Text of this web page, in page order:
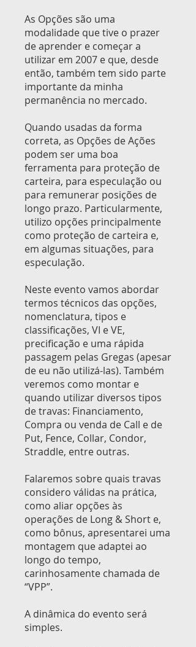
As Opções são uma
modalidade que tive o prazer
de aprender e começar a
utilizar em 2007 e que, desde
então, também tem sido parte
importante da minha
permanência no mercado.
Quando usadas da forma
correta, as Opções de Ações
podem ser uma boa
ferramenta para proteção de
carteira, para especulação ou
para remunerar posições de
longo prazo. Particularmente,
utilizo opções principalmente
como proteção de carteira e,
em algumas situações, para
especulação.
Neste evento vamos abordar
termos técnicos das opções,
nomenclatura, tipos e
classificações, VI e VE,
precificação e uma rápida
passagem pelas Gregas (apesar
de eu não utilizá-las). Também
veremos como montar e
quando utilizar diversos tipos
de travas: Financiamento,
Compra ou venda de Call e de
Put, Fence, Collar, Condor,
Straddle, entre outras.
Falaremos sobre quais travas
considero válidas na prática,
como aliar opções às
operações de Long & Short e,
como bônus, apresentarei uma
montagem que adaptei ao
longo do tempo,
carinhosamente chamada de
“VPP”.
A dinâmica do evento será
simples.